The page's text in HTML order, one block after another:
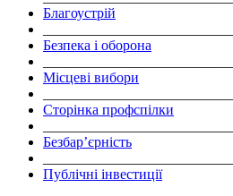
Благоустрій
Безпека і оборона
Місцеві вибори
Сторінка профспілки
Безбар’єрність
Публічні інвестиції